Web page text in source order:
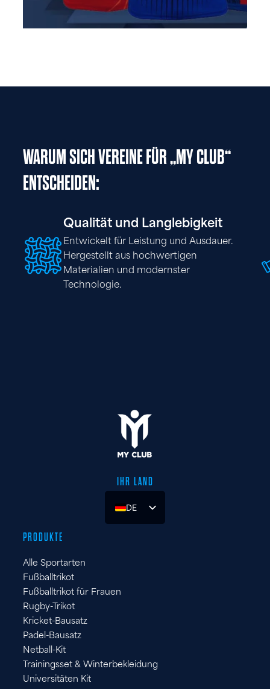
WARUM SICH VEREINE FÜR „MY CLUB“
ENTSCHEIDEN:
Qualität und Langlebigkeit
Entwickelt für Leistung und Ausdauer.
Hergestellt aus hochwertigen
Materialien und modernster
Technologie.
IHR LAND
DE
UK
PRODUKTE
Alle Sportarten
Fußballtrikot
Fußballtrikot für Frauen
Rugby-Trikot
Kricket-Bausatz
Padel-Bausatz
Netball-Kit
Trainingsset & Winterbekleidung
Universitäten Kit